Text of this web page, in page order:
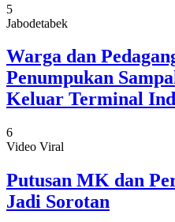
5
Jabodetabek
Warga dan
Penumpukan
Keluar Terminal
6
Video Viral
Putusan MK dan
Jadi Sorotan